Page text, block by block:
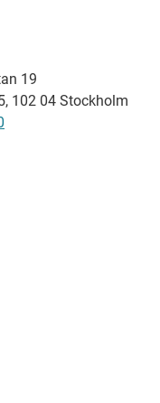
19
102 04 Stockholm